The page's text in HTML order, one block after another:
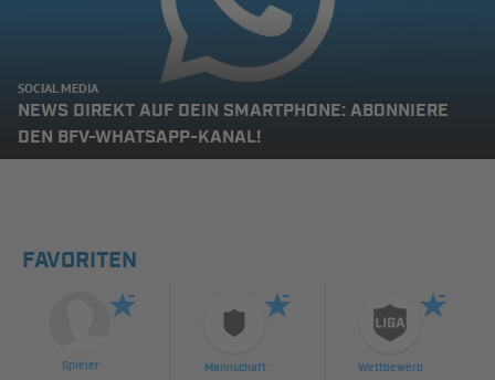
SOCIAL MEDIA
NEWS DIREKT AUF DEIN SMARTPHONE: ABONNIERE
DEN BFV-WHATSAPP-KANAL!
FAVORITEN
Spieler Mannschaft Wettbewerb